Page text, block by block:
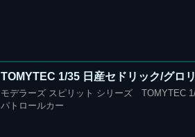
TOMYTEC 1/35 日産セドリック/グロ
モデラーズ スピリット シリーズ TOMYTEC
パトロールカー